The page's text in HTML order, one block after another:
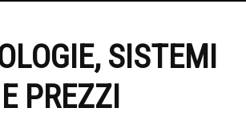
SISTEMI
PREZZI